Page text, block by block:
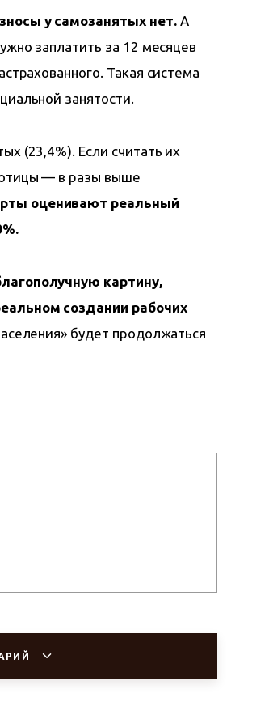
у самозанятых нет. А
заплатить за 12 месяцев
Такая система
занятости.
(23,4%). Если считать их
— в разы выше
оценивают реальный
картину,
создании рабочих
будет продолжаться